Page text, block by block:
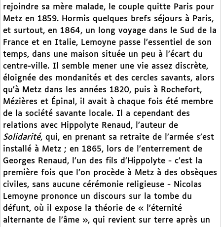
rejoindre sa mère malade, le couple quitte Paris pour
Metz en 1859. Hormis quelques brefs séjours à Paris,
et surtout, en 1864, un long voyage dans le Sud de la
France et en Italie, Lemoyne passe l’essentiel de son
temps, dans une maison située un peu à l’écart du
centre-ville. Il semble mener une vie assez discrète,
éloignée des mondanités et des cercles savants, alors
qu’à Metz dans les années 1820, puis à Rochefort,
Mézières et Épinal, il avait à chaque fois été membre
de la société savante locale. Il a cependant des
relations avec Hippolyte Renaud, l’auteur de
Solidarité, qui, en prenant sa retraite de l’armée s’est
installé à Metz ; en 1865, lors de l’enterrement de
Georges Renaud, l’un des fils d’Hippolyte - c’est la
première fois que l’on procède à Metz à des obsèques
civiles, sans aucune cérémonie religieuse - Nicolas
Lemoyne prononce un discours sur la tombe du
défunt, où il expose la théorie de « l’éternité
alternante de l’âme », qui revient sur terre après un